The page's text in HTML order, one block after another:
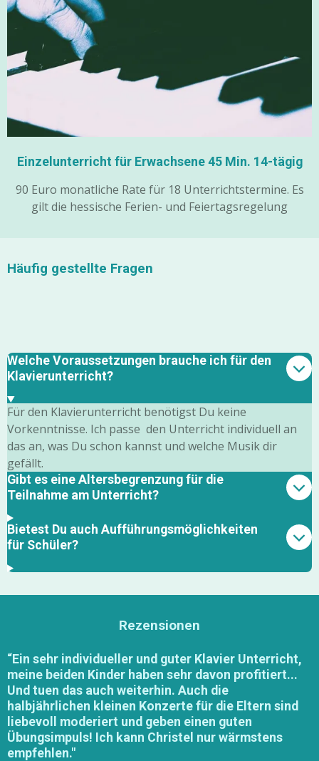
Einzelunterricht für Erwachsene 45 Min. 14-tägig
90 Euro monatliche Rate für 18 Unterrichtstermine. Es
gilt die hessische Ferien- und Feiertagsregelung
Häufig gestellte Fragen
Welche Voraussetzungen brauche ich für den
Klavierunterricht?
Für den Klavierunterricht benötigst Du keine
Vorkenntnisse. Ich passe den Unterricht individuell an
das an, was Du schon kannst und welche Musik dir
gefällt.
Gibt es eine Altersbegrenzung für die
Teilnahme am Unterricht?
Bietest Du auch Aufführungsmöglichkeiten
für Schüler?
Rezensionen
“Ein sehr individueller und guter Klavier Unterricht,
meine beiden Kinder haben sehr davon profitiert...
Und tuen das auch weiterhin. Auch die
halbjährlichen kleinen Konzerte für die Eltern sind
liebevoll moderiert und geben einen guten
Übungsimpuls! Ich kann Christel nur wärmstens
empfehlen."